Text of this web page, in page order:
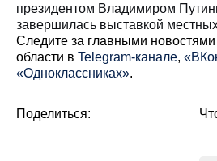
президентом Владимиром
завершилась выставкой
Cледите за главными
области в Telegram-канале,
«Одноклассниках».
Поделиться: